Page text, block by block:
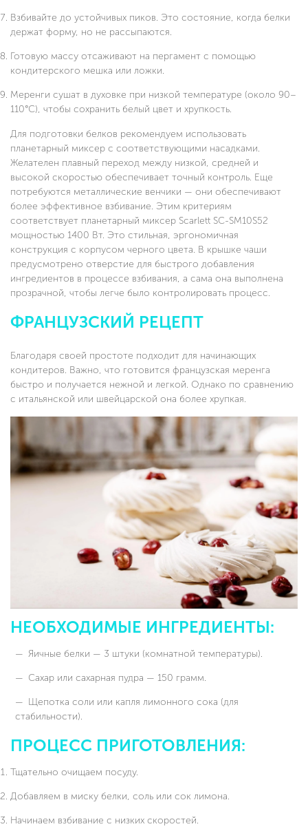
Взбивайте до устойчивых пиков. Это состояние, когда белки
держат форму, но не рассыпаются.
Готовую массу отсаживают на пергамент с помощью
кондитерского мешка или ложки.
Меренги сушат в духовке при низкой температуре (около 90–
110°C), чтобы сохранить белый цвет и хрупкость.
Для подготовки белков рекомендуем использовать
планетарный миксер с соответствующими насадками.
Желателен плавный переход между низкой, средней и
высокой скоростью обеспечивает точный контроль. Еще
потребуются металлические венчики — они обеспечивают
более эффективное взбивание. Этим критериям
соответствует планетарный миксер Scarlett SC-SM10S52
мощностью 1400 Вт. Это стильная, эргономичная
конструкция с корпусом черного цвета. В крышке чаши
предусмотрено отверстие для быстрого добавления
ингредиентов в процессе взбивания, а сама она выполнена
прозрачной, чтобы легче было контролировать процесс.
ФРАНЦУЗСКИЙ РЕЦЕПТ
Благодаря своей простоте подходит для начинающих
кондитеров. Важно, что готовится французская меренга
быстро и получается нежной и легкой. Однако по сравнению
с итальянской или швейцарской она более хрупкая.
НЕОБХОДИМЫЕ ИНГРЕДИЕНТЫ:
Яичные белки — 3 штуки (комнатной температуры).
Сахар или сахарная пудра — 150 грамм.
Щепотка соли или капля лимонного сока (для
стабильности).
ПРОЦЕСС ПРИГОТОВЛЕНИЯ:
Тщательно очищаем посуду.
Добавляем в миску белки, соль или сок лимона.
Начинаем взбивание с низких скоростей.